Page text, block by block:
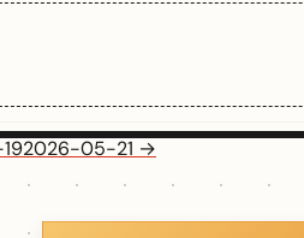
2026-05-21 →